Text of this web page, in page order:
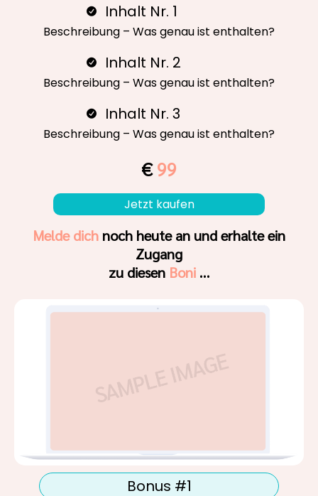
Inhalt Nr. 1
Beschreibung – Was genau ist enthalten?
Inhalt Nr. 2
Beschreibung – Was genau ist enthalten?
Inhalt Nr. 3
Beschreibung – Was genau ist enthalten?
€99
Jetzt kaufen
Melde dich noch heute an und erhalte ein
Zugang
zu diesen Boni …
Bonus #1